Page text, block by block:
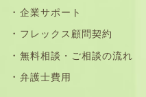
企業サポート
フレックス顧問契約
無料相談・ご相談の流れ
弁護士費用